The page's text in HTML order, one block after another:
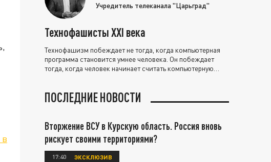
Учредитель телеканала "Царьград"
Технофашисты XXI века
Технофашизм побеждает не тогда, когда компьютерная
программа становится умнее человека. Он побеждает
тогда, когда человек начинает считать компьютерную
ПОСЛЕДНИЕ НОВОСТИ
Вторжение ВСУ в Курскую область. Россия вновь
рискует своими территориями?
17:40 ЭКСКЛЮЗИВ